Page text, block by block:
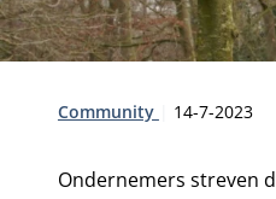
Type:
Community 14-7-2023
Ondernemers streven